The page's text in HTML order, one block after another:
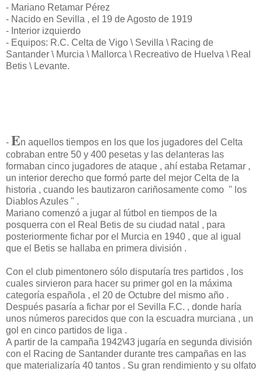
- Mariano Retamar Pérez
- Nacido en Sevilla , el 19 de Agosto de 1919
- Interior izquierdo
- Equipos: R.C. Celta de Vigo \ Sevilla \ Racing de
Santander \ Murcia \ Mallorca \ Recreativo de Huelva \ Real
Betis \ Levante.
- En aquellos tiempos en los que los jugadores del Celta
cobraban entre 50 y 400 pesetas y las delanteras las
formaban cinco jugadores de ataque , ahí estaba Retamar ,
un interior derecho que formó parte del mejor Celta de la
historia , cuando les bautizaron cariñosamente como " los
Diablos Azules " .
Mariano comenzó a jugar al fútbol en tiempos de la
posquerra con el Real Betis de su ciudad natal , para
posteriormente fichar por el Murcia en 1940 , que al igual
que el Betis se hallaba en primera división .
Con el club pimentonero sólo disputaría tres partidos , los
cuales sirvieron para hacer su primer gol en la máxima
categoría española , el 20 de Octubre del mismo año .
Después pasaría a fichar por el Sevilla F.C. , donde haría
unos números parecidos que con la escuadra murciana , un
gol en cinco partidos de liga .
A partir de la campaña 1942\43 jugaría en segunda división
con el Racing de Santander durante tres campañas en las
que materializaría 40 tantos . Su gran rendimiento y su olfato